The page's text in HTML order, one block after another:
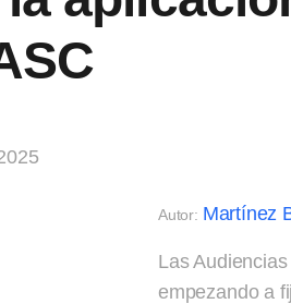
Autor: Martínez
Las
empezando a